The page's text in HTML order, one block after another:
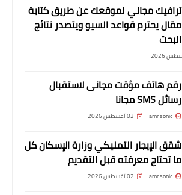
ترافيك مجاني لموقعك عن طريق كتابة
مقال يحترم قواعد السيو ويتصدر نتائج
البحث
رقم هاتف مؤقت مجانى لاستقبال
رسائل SMS مجانا
amr sonic 02 أغسطس 2026
شقق الإيجار التمليكي وزارة الإسكان كل
ما تحتاج معرفته قبل التقديم
amr sonic 02 أغسطس 2026